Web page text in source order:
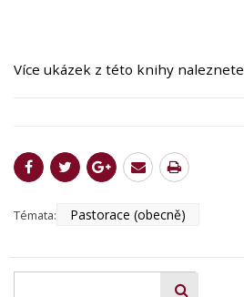
Více ukázek z této knihy naleznete
Témata: Pastorace (obecně)